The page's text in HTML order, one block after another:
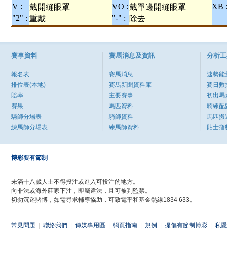
V :
戴開縫眼罩 VO :戴單邊開縫眼罩
XB :
"2" : 重戴 "-" : 除去
賽事資料
報名表
排位表(本地)
賠率
賽果
騎師分場表
練馬師分場表
賽馬消息及資訊
賽馬消息
賽馬新聞資料庫
主要賽事
馬匹資料
騎師資料
練馬師資料
分析
速勢能
賽日數
初出馬
騎練配
馬匹搬
貼士指
博彩要有節制
未滿十八歲人士不得投注或進入可投注的地方。
向非法或海外莊家下注，即屬違法，且可被判監禁。
切勿沉迷賭博，如需尋求輔導協助，可致電平和基金熱線1834 633。
常見問題 聯絡我們 傳媒專用區 網頁指南 規例 提倡有節制博彩 私